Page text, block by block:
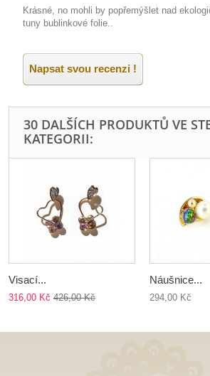
Krásné, no mohli by popřemýšlet nad
tuny bublinkové folie..
Napsat svou recenzi !
30 DALŠÍCH PRODUKTŮ VE
KATEGORII:
Visací...
316,00 Kč 426,00 Kč
Náušnice...
294,00 Kč